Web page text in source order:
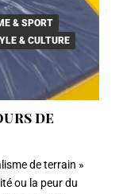
& SPORT
& CULTURE
de
de terrain »
ou la peur du